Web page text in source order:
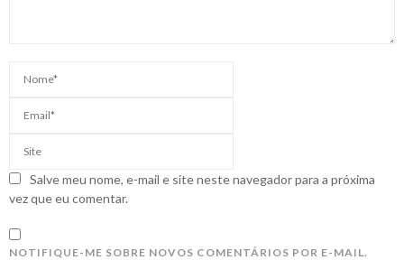
Salve meu nome, e-mail e site neste navegador para a próxima
vez que eu comentar.
NOTIFIQUE-ME SOBRE NOVOS COMENTÁRIOS POR E-MAIL.